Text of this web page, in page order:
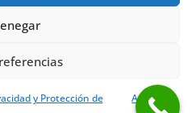
y Protección de
Aviso
al 91 172 21 65
por Whatsapp?